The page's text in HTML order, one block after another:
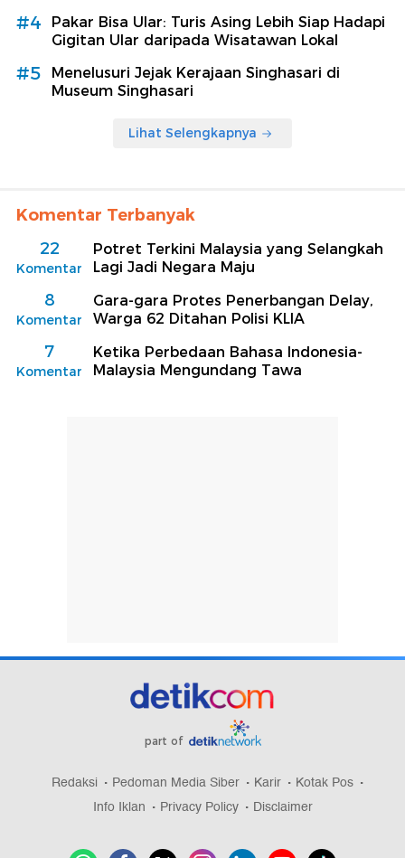
#4
Pakar Bisa Ular: Turis Asing Lebih Siap Hadapi
Gigitan Ular daripada Wisatawan Lokal
#5
Menelusuri Jejak Kerajaan Singhasari di
Museum Singhasari
Lihat Selengkapnya
Komentar Terbanyak
22
Komentar
Potret Terkini Malaysia yang Selangkah
Lagi Jadi Negara Maju
8
Komentar
Gara-gara Protes Penerbangan Delay,
Warga 62 Ditahan Polisi KLIA
7
Komentar
Ketika Perbedaan Bahasa Indonesia-
Malaysia Mengundang Tawa
part of
Redaksi Pedoman Media Siber Karir
Kotak Pos
Info Iklan
Privacy Policy Disclaimer